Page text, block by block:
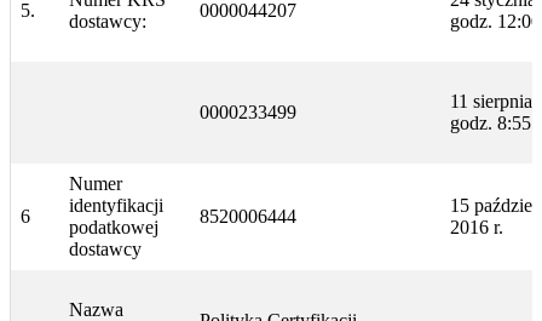
5.
dostawcy:
0000044207
godz.
0000233499
11 sierpnia
godz.
6
Numer
identyfikacji
podatkowej
dostawcy
8520006444
15
2016 r.
Nazwa